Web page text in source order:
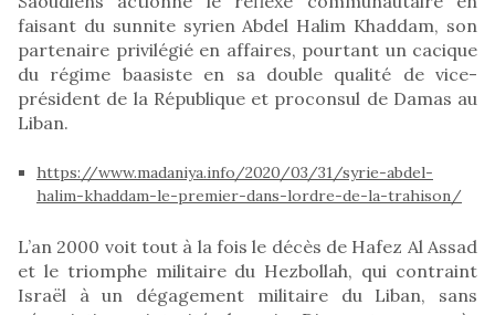
faisant du sunnite syrien Abdel Halim Khaddam, son
partenaire privilégié en affaires, pourtant un cacique
du régime baasiste en sa double qualité de vice-
président de la République et proconsul de Damas au
Liban.
https://www.madaniya.info/2020/03/31/syrie-abdel-
halim-khaddam-le-premier-dans-lordre-de-la-trahison/
L’an 2000 voit tout à la fois le décès de Hafez Al Assad
et le triomphe militaire du Hezbollah, qui contraint
Israël à un dégagement militaire du Liban, sans